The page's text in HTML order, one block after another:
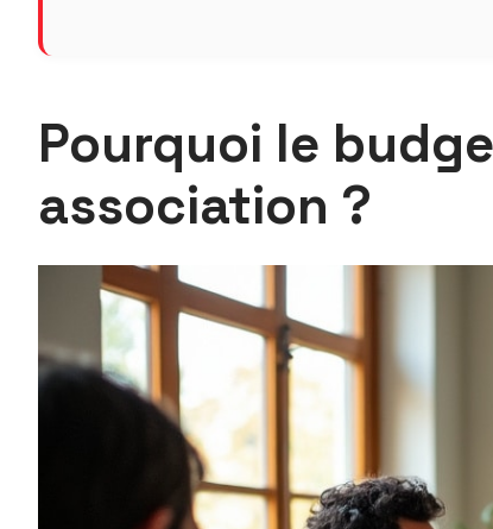
Pourquoi le
association ?